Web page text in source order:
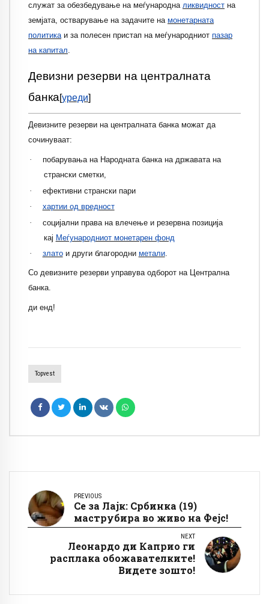
служат за обезбедување на меѓународна ликвидност на
земјата, остварување на задачите на монетарната
политикаи за полесен пристап на меѓународниот пазар
на капитал.
Девизни резерви на централната
банка[уреди]
Девизните резерви на централната банка можат да
сочинуваат:
·
побарувања на Народната банка на државата на
странски сметки,
· ефективни странски пари
· хартии од вредност
·
социјални права на влечење и резервна позиција
кај Меѓународниот монетарен фонд
· златои други благородни метали.
Со девизните резерви управува одборот на Централна
банка.
ди енд!
Topvest
PREVIOUS
Се за Лајк: Србинка (19)
маструбира во живо на Фејс!
NEXT
Леонардо ди Каприо ги
расплака обожавателките!
Видете зошто!